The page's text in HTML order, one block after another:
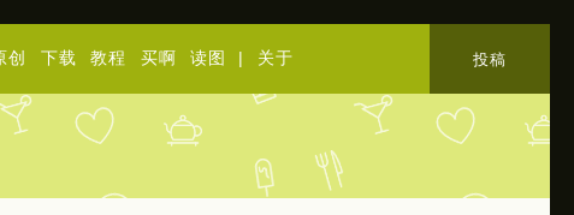
创 下载 教程 买啊 读图 | 关于 投稿